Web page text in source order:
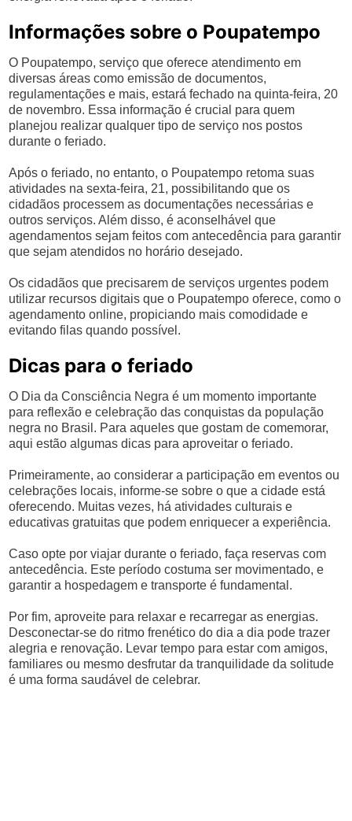
Informações sobre o Poupatempo
O Poupatempo, serviço que oferece atendimento em
diversas áreas como emissão de documentos,
regulamentações e mais, estará fechado na quinta-feira, 20
de novembro. Essa informação é crucial para quem
planejou realizar qualquer tipo de serviço nos postos
durante o feriado.
Após o feriado, no entanto, o Poupatempo retoma suas
atividades na sexta-feira, 21, possibilitando que os
cidadãos processem as documentações necessárias e
outros serviços. Além disso, é aconselhável que
agendamentos sejam feitos com antecedência para garantir
que sejam atendidos no horário desejado.
Os cidadãos que precisarem de serviços urgentes podem
utilizar recursos digitais que o Poupatempo oferece, como o
agendamento online, propiciando mais comodidade e
evitando filas quando possível.
Dicas para o feriado
O Dia da Consciência Negra é um momento importante
para reflexão e celebração das conquistas da população
negra no Brasil. Para aqueles que gostam de comemorar,
aqui estão algumas dicas para aproveitar o feriado.
Primeiramente, ao considerar a participação em eventos ou
celebrações locais, informe-se sobre o que a cidade está
oferecendo. Muitas vezes, há atividades culturais e
educativas gratuitas que podem enriquecer a experiência.
Caso opte por viajar durante o feriado, faça reservas com
antecedência. Este período costuma ser movimentado, e
garantir a hospedagem e transporte é fundamental.
Por fim, aproveite para relaxar e recarregar as energias.
Desconectar-se do ritmo frenético do dia a dia pode trazer
alegria e renovação. Levar tempo para estar com amigos,
familiares ou mesmo desfrutar da tranquilidade da solitude
é uma forma saudável de celebrar.